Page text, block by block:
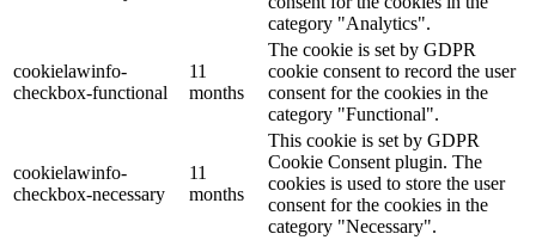
category "Analytics".
cookielawinfo-
checkbox-functional
11
months
The cookie is set by GDPR
cookie consent to record the user
consent for the cookies in the
category "Functional".
cookielawinfo-
checkbox-necessary
11
months
This cookie is set by GDPR
Cookie Consent plugin. The
cookies is used to store the user
consent for the cookies in the
category "Necessary".